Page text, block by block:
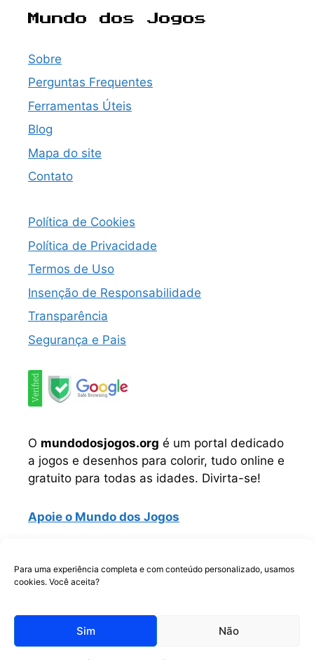
Para uma experiência completa e com conteúdo personalizado, usamos
cookies. Você aceita?
Sim Não
Mundo dos Jogos
Sobre
Perguntas Frequentes
Ferramentas Úteis
Blog
Mapa do site
Contato
Política de Cookies
Política de Privacidade
Termos de Uso
Insenção de Responsabilidade
Transparência
Segurança e Pais
O mundodosjogos.org é um portal dedicado
a jogos e desenhos para colorir, tudo online e
gratuito para todas as idades. Divirta-se!
Apoie o Mundo dos Jogos
Telegram WhatsApp
Copyrigth © Todos os direitos reservados.
2026Mundo dos JogosJogos Online e Desenhos Para